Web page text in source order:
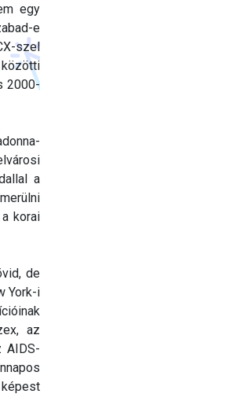
egy
e
szel
2000-
a
korai
de
York-i
az
AIDS-